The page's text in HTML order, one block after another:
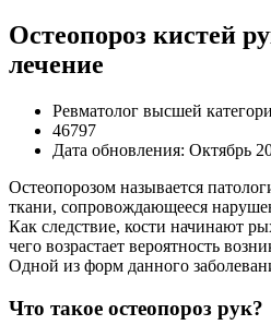
Остеопороз кистей
лечение
Ревматолог высшей
46797
Дата обновления: Октябрь
Остеопорозом называется
ткани, сопровождающееся
Как следствие, кости начинают
чего возрастает вероятность
Одной из форм данного
Что такое остеопороз рук?